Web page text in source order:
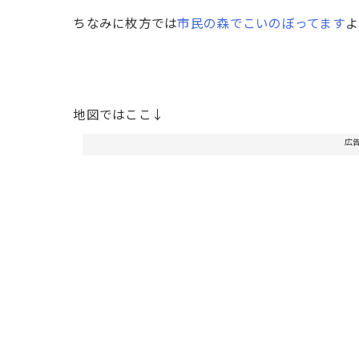
ちなみに枚方では市民の森でこいのぼってます
地図ではここ↓
広